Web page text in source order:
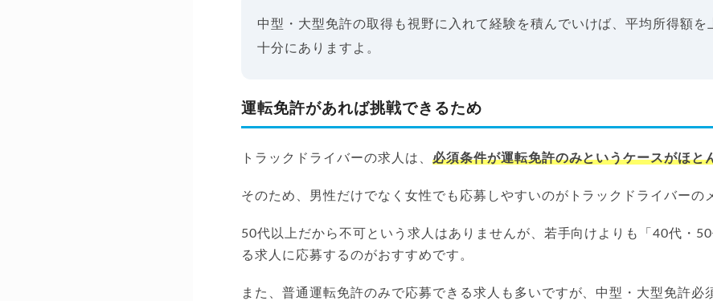
中型・大型免許の取得も視野に入れて経験を積んでいけば、平均所得額を
十分にありますよ。
運転免許があれば挑戦できるため
トラックドライバーの求人は、 必須条件が運転免許のみというケースがほと
そのため、男性だけでなく女性でも応募しやすいのがトラックドライバーの
50代以上だから不可という求人はありませんが、若手向けよりも「40代・
る求人に応募するのがおすすめです。
また、普通運転免許のみで応募できる求人も多いですが、中型・大型免許必